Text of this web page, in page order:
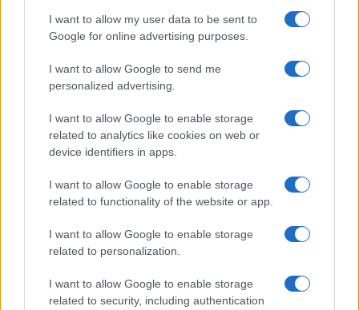
I want to allow my user data to be sent to
Google for online advertising purposes.
I want to allow Google to send me
personalized advertising.
I want to allow Google to enable storage
related to analytics like cookies on web or
device identifiers in apps.
I want to allow Google to enable storage
related to functionality of the website or app.
I want to allow Google to enable storage
related to personalization.
I want to allow Google to enable storage
related to security, including authentication
Tragedia en Santa Susanna: un bombero
Un bombero de la Generalitat pierde la vida…
CRÓNICA